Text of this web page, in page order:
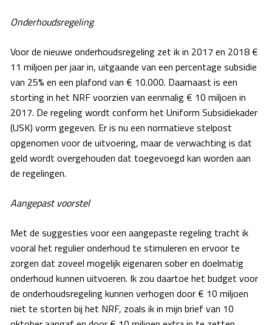
Onderhoudsregeling
Voor de nieuwe onderhoudsregeling zet ik in 2017 en 2018 €
11 miljoen per jaar in, uitgaande van een percentage subsidie
van 25% en een plafond van € 10.000. Daarnaast is een
storting in het NRF voorzien van eenmalig € 10 miljoen in
2017. De regeling wordt conform het Uniform Subsidiekader
(USK) vorm gegeven. Er is nu een normatieve stelpost
opgenomen voor de uitvoering, maar de verwachting is dat
geld wordt overgehouden dat toegevoegd kan worden aan
de regelingen.
Aangepast voorstel
Met de suggesties voor een aangepaste regeling tracht ik
vooral het regulier onderhoud te stimuleren en ervoor te
zorgen dat zoveel mogelijk eigenaren sober en doelmatig
onderhoud kunnen uitvoeren. Ik zou daartoe het budget voor
de onderhoudsregeling kunnen verhogen door € 10 miljoen
niet te storten bij het NRF, zoals ik in mijn brief van 10